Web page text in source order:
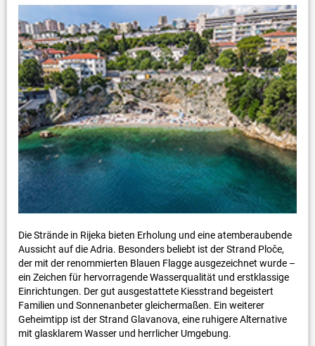
Die Strände in Rijeka bieten Erholung und eine atemberaubende
Aussicht auf die Adria. Besonders beliebt ist der Strand Ploče,
der mit der renommierten Blauen Flagge ausgezeichnet wurde –
ein Zeichen für hervorragende Wasserqualität und erstklassige
Einrichtungen. Der gut ausgestattete Kiesstrand begeistert
Familien und Sonnenanbeter gleichermaßen. Ein weiterer
Geheimtipp ist der Strand Glavanova, eine ruhigere Alternative
mit glasklarem Wasser und herrlicher Umgebung.